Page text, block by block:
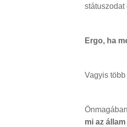
státuszodat
Ergo, ha
Vagyis
mi az